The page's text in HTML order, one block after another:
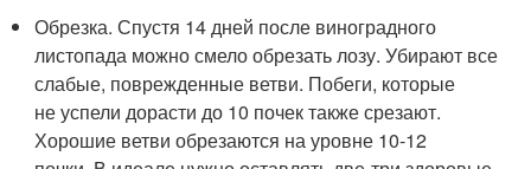
Обрезка. Спустя 14 дней после виноградного
листопада можно смело обрезать лозу. Убирают все
слабые, поврежденные ветви. Побеги, которые
не успели дорасти до 10 почек также срезают.
Хорошие ветви обрезаются на уровне 10-12